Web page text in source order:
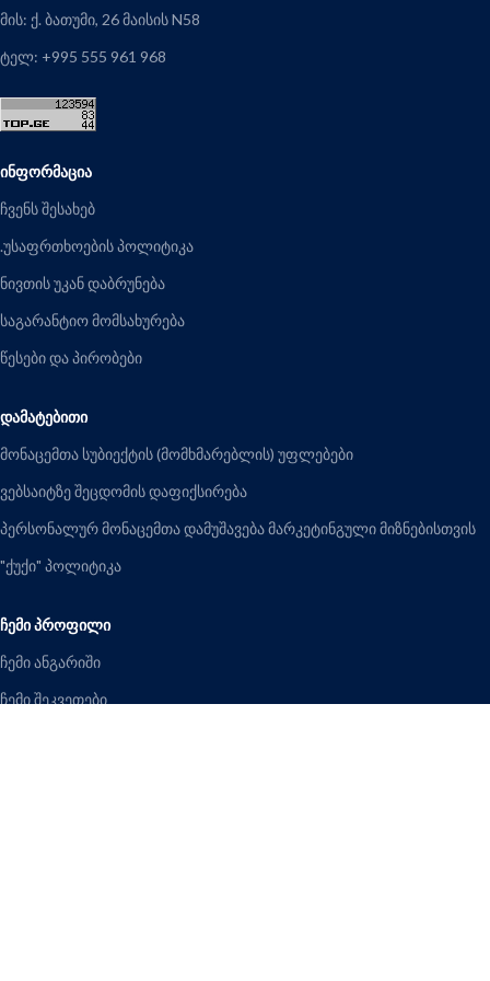
მის: ქ. ბათუმი, 26 მაისის N58
ტელ: +995 555 961 968
ᲘᲜᲤᲝᲠᲛᲐᲪᲘᲐ
ჩვენს შესახებ
.უსაფრთხოების პოლიტიკა
ნივთის უკან დაბრუნება
საგარანტიო მომსახურება
წესები და პირობები
ᲓᲐᲛᲐᲢᲔᲑᲘᲗᲘ
მონაცემთა სუბიექტის (მომხმარებლის) უფლებები
ვებსაიტზე შეცდომის დაფიქსირება
პერსონალურ მონაცემთა დამუშავება მარკეტინგული მიზნებისთვის
"ქუქი" პოლიტიკა
ᲩᲔᲛᲘ ᲞᲠᲝᲤᲘᲚᲘ
ჩემი ანგარიში
ჩემი შეკვეთები